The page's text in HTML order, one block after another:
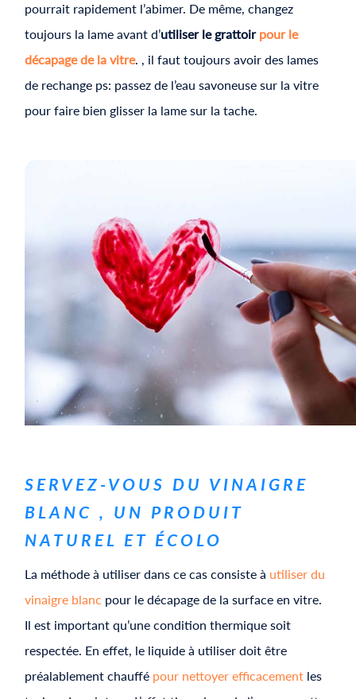
pourrait rapidement l’abimer. De même, changez
toujours la lame avant d’utiliser le grattoir pour le
décapage de la vitre. , il faut toujours avoir des lames
de rechange ps: passez de l’eau savoneuse sur la vitre
pour faire bien glisser la lame sur la tache.
​​SERVEZ-VOUS DU VINAIGRE
BLANC , UN PRODUIT
NATUREL ET ÉCOLO
La méthode à utiliser dans ce cas consiste à utiliser du
vinaigre blanc pour le décapage de la surface en vitre.
Il est important qu’une condition thermique soit
respectée. En effet, le liquide à utiliser doit être
préalablement chauffé pour nettoyer efficacement les